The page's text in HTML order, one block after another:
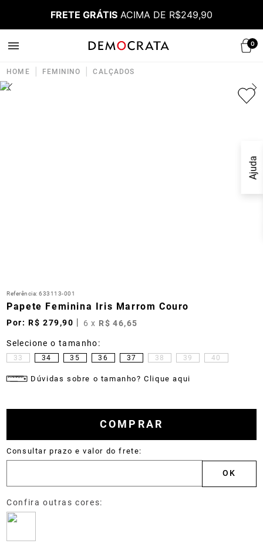
FRETE GRÁTIS ACIMA DE R$249,90
0
Ajuda
HOME FEMININO CALÇADOS
Referência:633113-001
Papete Feminina Iris Marrom Couro
R$ 279,90 6 x R$ 46,65
33 34 35 36 37 38 39 40
Dúvidas sobre o tamanho? Clique aqui
COMPRAR